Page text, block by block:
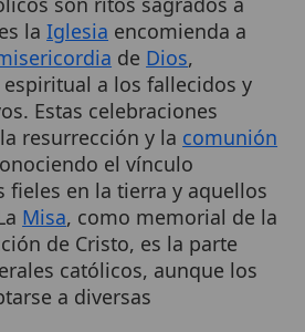
deDios,
a los fallecidos y
Estas celebraciones
y lacomunión
el vínculo
en la tierra y aquellos
Misa, como memorial de la
de Cristo, es la parte
católicos, aunque los
a diversas
resumen